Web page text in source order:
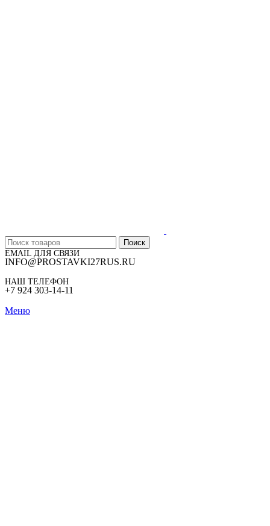
Поиск
EMAIL ДЛЯ СВЯЗИ
INFO@PROSTAVKI27RUS.RU
НАШ ТЕЛЕФОН
+7 924 303-14-11
Меню